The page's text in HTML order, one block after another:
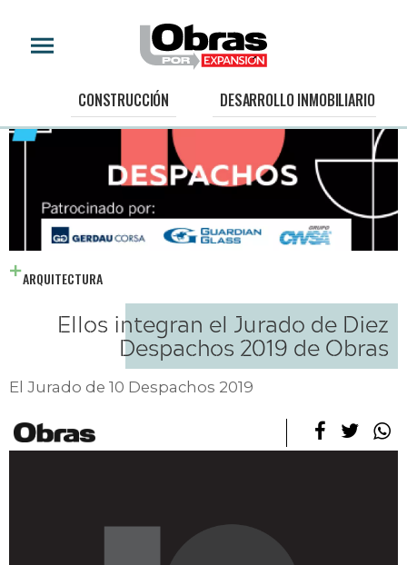
CONSTRUCCIÓN DESARROLLO INMOBILIARIO
ARQUITECTURA
Ellos integran el Jurado de Diez
Despachos 2019 de Obras
El Jurado de 10 Despachos 2019